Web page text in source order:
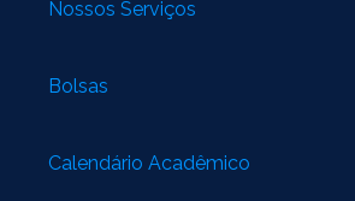
Nossos Serviços
Bolsas
Calendário Acadêmico